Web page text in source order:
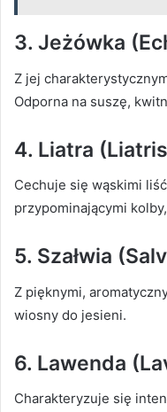
3. Jeżówka
Z jej
Odporna na suszę,
4. Liatra
Cechuje się wąskimi
przypominającymi
5. Szałwia
Z pięknymi,
wiosny do jesieni.
6. Lawenda
Charakteryzuje się